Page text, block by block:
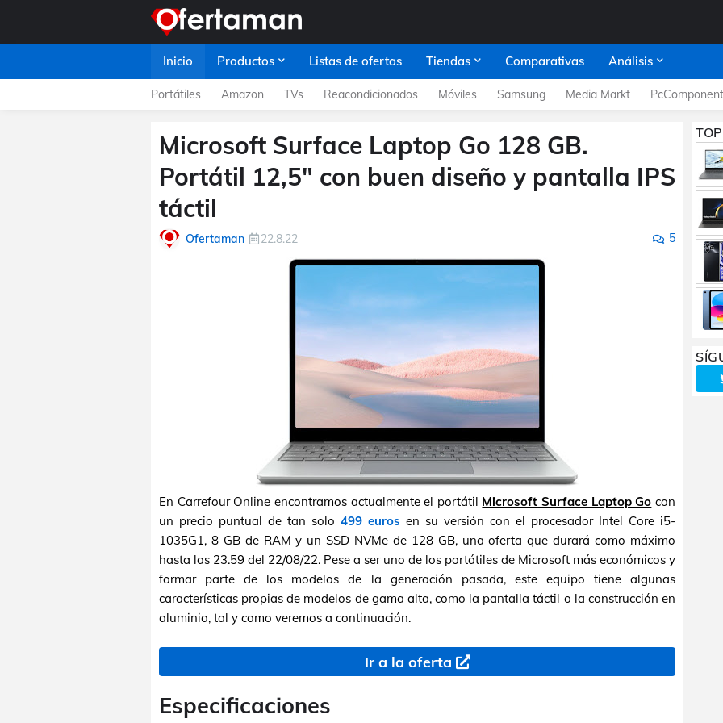
Inicio Productos Listas de ofertas Tiendas Comparativas Análisis
Portátiles Amazon TVs Reacondicionados Móviles Samsung Media Markt
Microsoft Surface Laptop Go 128 GB.
Portátil 12,5" con buen diseño y pantalla IPS
táctil
Ofertaman 22.8.22 5
En Carrefour Online encontramos actualmente el portátil Microsoft Surface Laptop Go con
un precio puntual de tan solo 499 euros en su versión con el procesador Intel Core i5-
1035G1, 8 GB de RAM y un SSD NVMe de 128 GB, una oferta que durará como máximo
hasta las 23.59 del 22/08/22. Pese a ser uno de los portátiles de Microsoft más económicos y
formar parte de los modelos de la generación pasada, este equipo tiene algunas
características propias de modelos de gama alta, como la pantalla táctil o la construcción en
aluminio, tal y como veremos a continuación.
Ir a la oferta
Especificaciones